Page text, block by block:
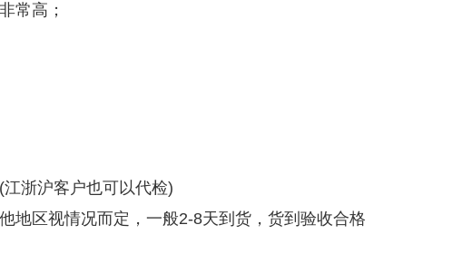
常高；
浙沪客户也可以代检)
地区视情况而定，一般2-8天到货，货到验收合格